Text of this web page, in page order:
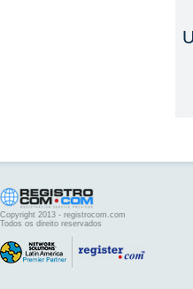
Copyright 2013 - registrocom.com
Todos os direito reservados